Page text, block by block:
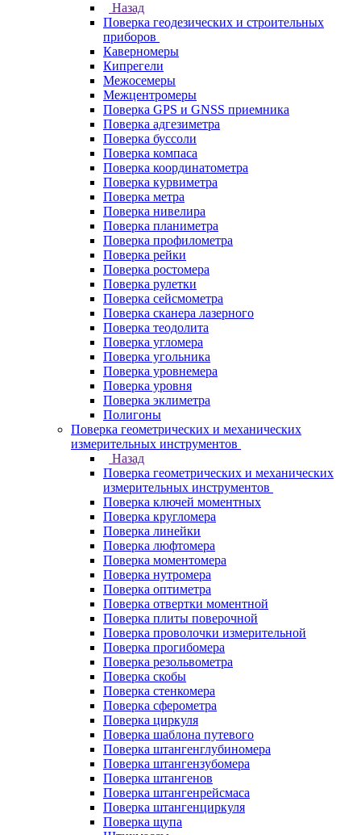
Назад
Поверка геодезических и строительных
приборов
Каверномеры
Кипрегели
Межосемеры
Межцентромеры
Поверка GPS и GNSS приемника
Поверка адгезиметра
Поверка буссоли
Поверка компаса
Поверка координатометра
Поверка курвиметра
Поверка метра
Поверка нивелира
Поверка планиметра
Поверка профилометра
Поверка рейки
Поверка ростомера
Поверка рулетки
Поверка сейсмометра
Поверка сканера лазерного
Поверка теодолита
Поверка угломера
Поверка угольника
Поверка уровнемера
Поверка уровня
Поверка эклиметра
Полигоны
Поверка геометрических и механических
измерительных инструментов
Назад
Поверка геометрических и механических
измерительных инструментов
Поверка ключей моментных
Поверка кругломера
Поверка линейки
Поверка люфтомера
Поверка моментомера
Поверка нутромера
Поверка оптиметра
Поверка отвертки моментной
Поверка плиты поверочной
Поверка проволочки измерительной
Поверка прогибомера
Поверка резольвометра
Поверка скобы
Поверка стенкомера
Поверка сферометра
Поверка циркуля
Поверка шаблона путевого
Поверка штангенглубиномера
Поверка штангензубомера
Поверка штангенов
Поверка штангенрейсмаса
Поверка штангенциркуля
Поверка щупа